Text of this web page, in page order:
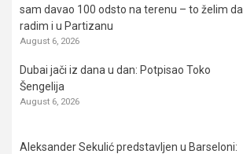
sam davao 100 odsto na terenu – to želim da
radim i u Partizanu
August 6, 2026
Dubai jači iz dana u dan: Potpisao Toko
Šengelija
August 6, 2026
Aleksander Sekulić predstavljen u Barseloni: